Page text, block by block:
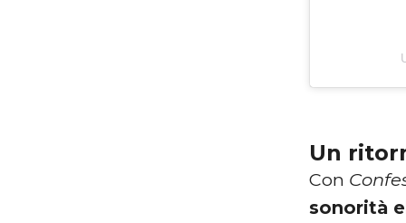
Un
Con
sonorità